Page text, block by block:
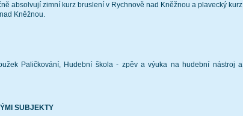
absolvují zimní kurz bruslení v Rychnově nad Kněžnou a plavecký kurz
Kněžnou.
Paličkování, Hudební škola - zpěv a výuka na hudební nástroj a
SUBJEKTY